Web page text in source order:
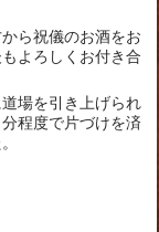
ら祝儀のお酒をお
よろしくお付き合
場を引き上げられ
程度で片づけを済